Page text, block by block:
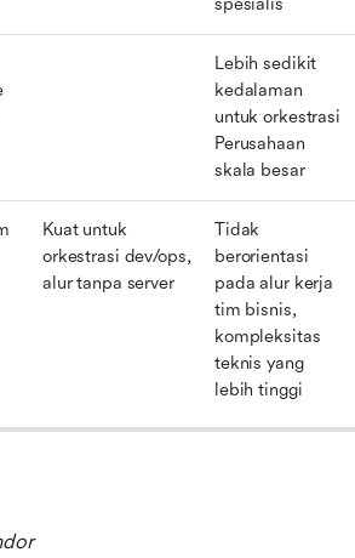
spesialis
Lebih sedikit
kedalaman
untuk orkestrasi
Perusahaan
skala besar
Kuat untuk
orkestrasi dev/ops,
alur tanpa server
Tidak
berorientasi
pada alur kerja
tim bisnis,
kompleksitas
teknis yang
lebih tinggi